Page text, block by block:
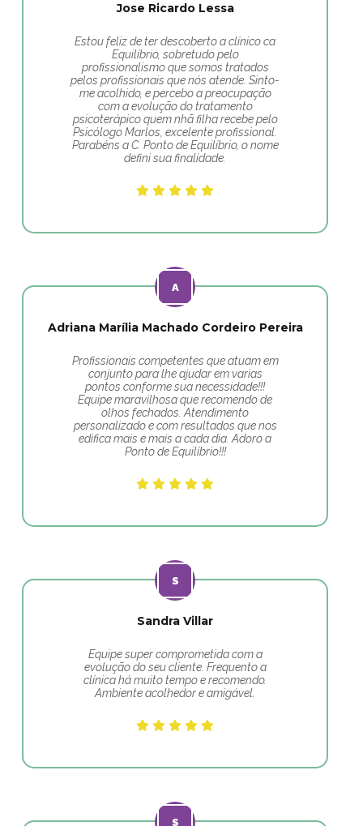
Jose Ricardo Lessa
Estou feliz de ter descoberto a clínico ca
Equilíbrio, sobretudo pelo
profissionalismo que somos tratados
pelos profissionais que nós atende. Sinto-
me acolhido, e percebo a preocupação
com a evolução do tratamento
psicoterápico quem nhã filha recebe pelo
Psicólogo Marlos, excelente profissional.
Parabéns a C. Ponto de Equilíbrio, o nome
defini sua finalidade.
Adriana Marília Machado Cordeiro Pereira
Profissionais competentes que atuam em
conjunto para lhe ajudar em varias
pontos conforme sua necessidade!!!
Equipe maravilhosa que recomendo de
olhos fechados. Atendimento
personalizado e com resultados que nos
edifica mais e mais a cada dia. Adoro a
Ponto de Equilíbrio!!!
Sandra Villar
Equipe super comprometida com a
evolução do seu cliente. Frequento a
clínica há muito tempo e recomendo.
Ambiente acolhedor e amigável.